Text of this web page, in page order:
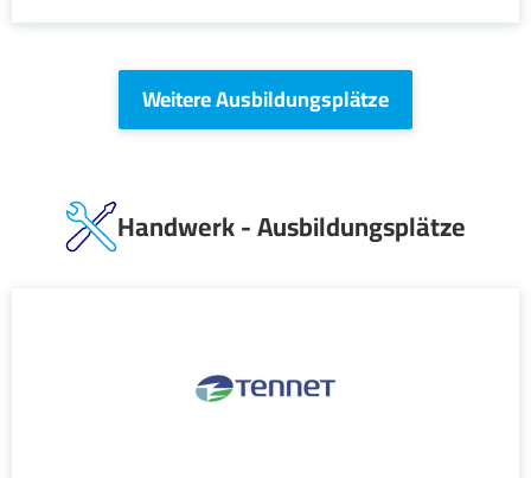
Weitere Ausbildungsplätze
Handwerk - Ausbildungsplätze